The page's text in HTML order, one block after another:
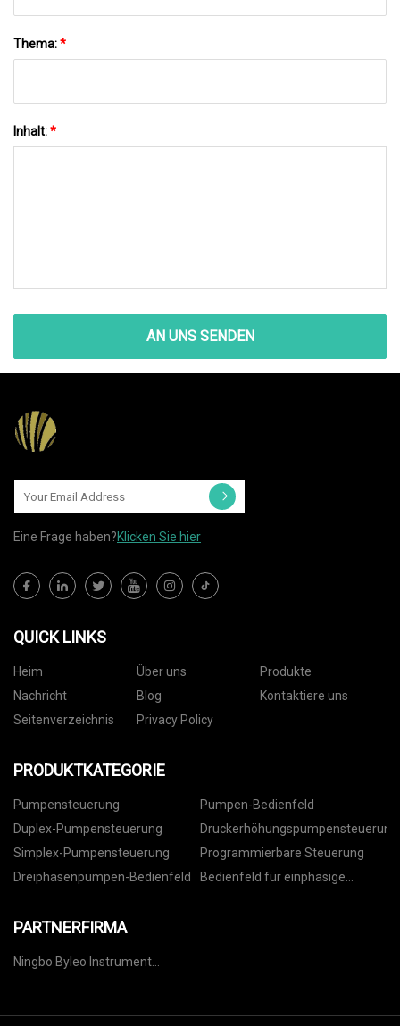
Thema:*
Inhalt:*
AN UNS SENDEN
Eine Frage haben?Klicken Sie hier
QUICK LINKS
Heim Über uns
Produkte
Nachricht
Blog
Kontaktiere uns
Seitenverzeichnis
Privacy Policy
PRODUKTKATEGORIE
Pumpensteuerung
Pumpen-Bedienfeld
Duplex-Pumpensteuerung
Druckerhöhungspumpensteuerung
Simplex-Pumpensteuerung
Programmierbare Steuerung
Dreiphasenpumpen-Bedienfeld
Bedienfeld für einphasige
PARTNERFIRMA
Ningbo Byleo Instrument